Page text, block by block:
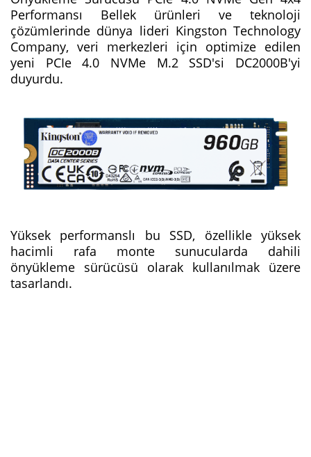
Performansı Bellek ürünleri ve teknoloji
çözümlerinde dünya lideri Kingston Technology
Company, veri merkezleri için optimize edilen
yeni PCIe 4.0 NVMe M.2 SSD'si DC2000B'yi
duyurdu.
Yüksek performanslı bu SSD, özellikle yüksek
hacimli rafa monte sunucularda dahili
önyükleme sürücüsü olarak kullanılmak üzere
tasarlandı.